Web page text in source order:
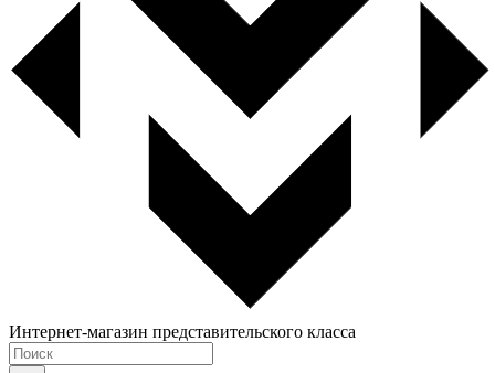
Интернет-магазин представительского класса